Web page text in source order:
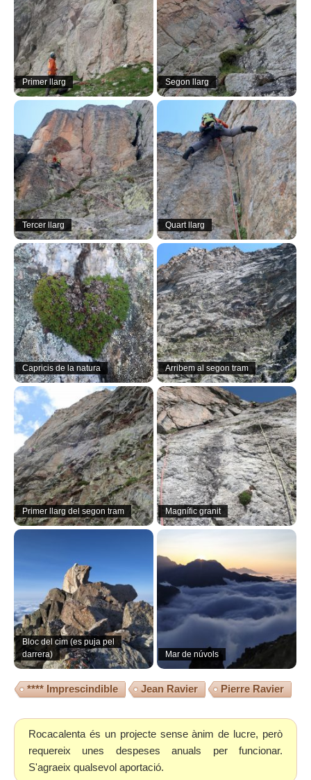
Primer llarg Segon llarg
Tercer llarg Quart llarg
Capricis de la natura Arribem al segon tram
Primer llarg del segon tram Magnífic granit
Bloc del cim (es puja pel
darrera)
Mar de núvols
**** Imprescindible Jean Ravier Pierre Ravier
Rocacalenta és un projecte sense ànim de lucre, però
requereix unes despeses anuals per funcionar.
S'agraeix qualsevol aportació.